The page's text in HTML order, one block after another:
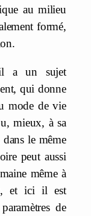
au milieu
formé,
a un sujet
qui donne
mode de vie
mieux, à sa
le même
peut aussi
même à
et ici il est
de